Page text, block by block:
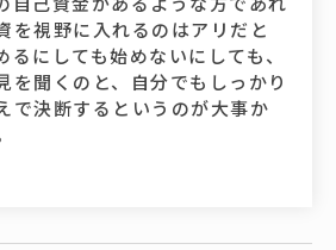
を視野に入れるのはアリだと
るにしても始めないにしても、
を聞くのと、自分でもしっかり
で決断するというのが大事か